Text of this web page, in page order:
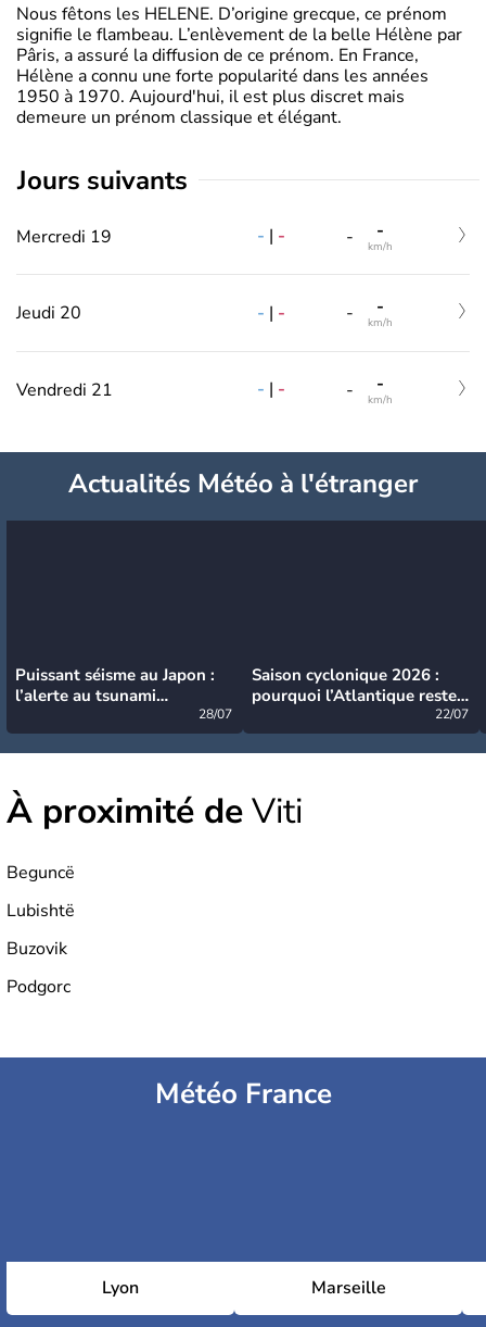
Nous fêtons les HELENE. D’origine grecque, ce prénom
signifie le flambeau. L’enlèvement de la belle Hélène par
Pâris, a assuré la diffusion de ce prénom. En France,
Hélène a connu une forte popularité dans les années
1950 à 1970. Aujourd'hui, il est plus discret mais
demeure un prénom classique et élégant.
jours suivants
Mercredi 19 - | - - -
km/h
Jeudi 20 - | - - -
km/h
Vendredi 21 - | - - -
km/h
Actualités Météo à l'étranger
Puissant séisme au Japon :
l’alerte au tsunami
28/07
Saison cyclonique 2026 :
pourquoi l’Atlantique reste
22/07
À proximité deViti
Beguncë
Lubishtë
Buzovik
Podgorc
Météo France
Lyon Marseille